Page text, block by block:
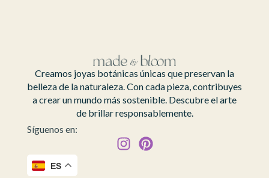
Creamos joyas botánicas únicas que preservan la
belleza de la naturaleza. Con cada pieza, contribuyes
a crear un mundo más sostenible. Descubre el arte
de brillar responsablemente.
Síguenos en:
ES